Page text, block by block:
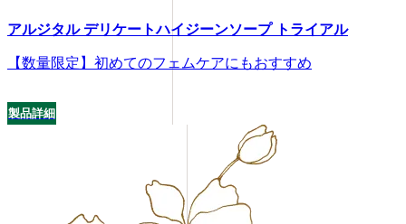
アルジタル デリケートハイジーンソープ トライアル
【数量限定】初めてのフェムケアにもおすすめ
製品詳細